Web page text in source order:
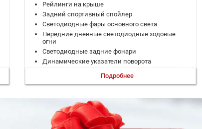
Рейлинги на крыше
Задний спортивный спойлер
Светодиодные фары основного света
Передние дневные светодиодные ходовые
огни
Светодиодные задние фонари
Динамические указатели поворота
Боковые зеркала с электрической
регулировкой, обогревом, повторителями
поворотов
Электропривод складывания зеркал
Память настроек зеркал
Пороги с подсветкой спереди
Наружная декоративная подсветка
Подробнее